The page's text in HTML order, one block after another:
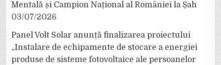
Mentală și Campion Național al României la Șah
03/07/2026
Panel Volt Solar anunță finalizarea proiectului
„Instalare de echipamente de stocare a energiei
produse de sisteme fotovoltaice ale persoanelor